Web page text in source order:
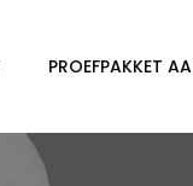
PROEFPAKKET